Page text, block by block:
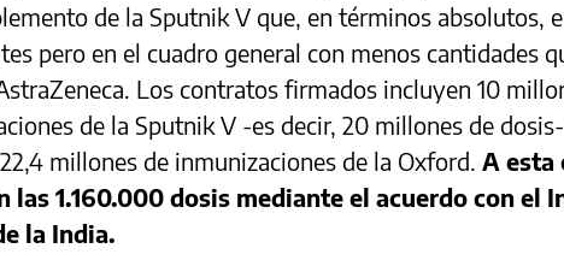
de la Sputnik V que, en términos absolutos,
pero en el cuadro general con menos cantidades
Los contratos firmados incluyen 10
de la Sputnik V -es decir, 20 millones de
millones de inmunizaciones de la Oxford. A esta
las 1.160.000 dosis mediante el acuerdo con el
la India.